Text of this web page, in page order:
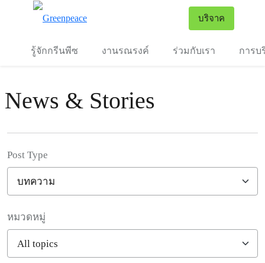
บริจาค
รู้จักกรีนพีซ งานรณรงค์ ร่วมกับเรา การบ
News & Stories
Post Type
หมวดหมู่